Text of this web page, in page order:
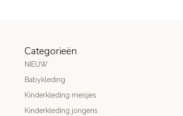
Categorieën
NIEUW
Babykleding
Kinderkleding meisjes
Kinderkleding jongens